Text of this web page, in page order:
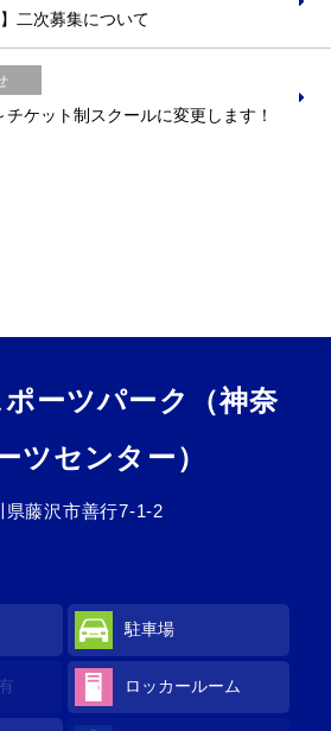
二次募集について
チケット制スクールに変更します！
ーツパーク（神奈
ツセンター）
県藤沢市善行7-1-2
駐車場
ロッカールーム